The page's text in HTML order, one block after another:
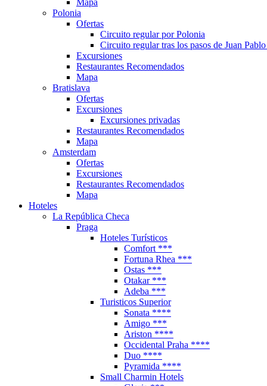
Mapa
Polonia
Ofertas
Circuito regular por Polonia
Circuito regular tras los pasos de Juan
Excursiones
Restaurantes Recomendados
Mapa
Bratislava
Ofertas
Excursiones
Excursiones privadas
Restaurantes Recomendados
Mapa
Amsterdam
Ofertas
Excursiones
Restaurantes Recomendados
Mapa
Hoteles
La República Checa
Praga
Hoteles Turísticos
Comfort ***
Fortuna Rhea ***
Ostas ***
Otakar ***
Adeba ***
Turisticos Superior
Sonata ****
Amigo ***
Ariston ****
Occidental Praha ****
Duo ****
Pyramida ****
Small Charmin Hotels